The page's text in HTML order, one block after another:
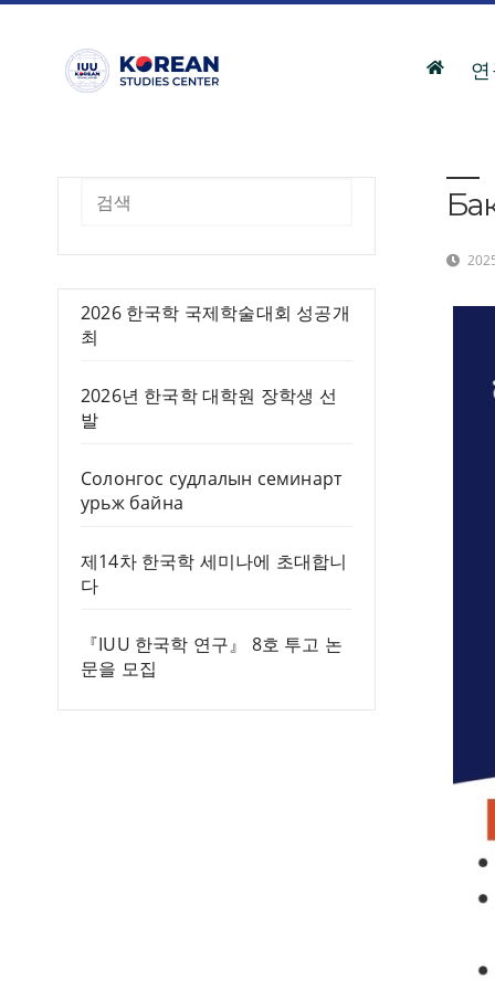
Skip
검색
2026 한국학 국제학술대회 성공개
최
2026년 한국학 대학원 장학생 선
발
Солонгос судлалын семинарт
урьж байна
제14차 한국학 세미나에 초대합니
다
『IUU 한국학 연구』 8호 투고 논
문을 모집